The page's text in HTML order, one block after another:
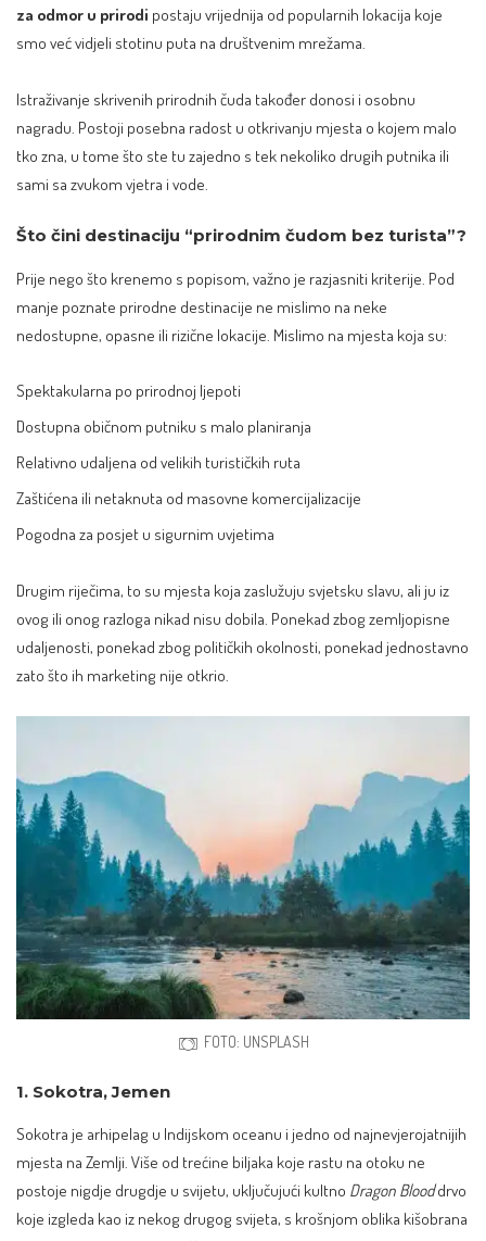
za odmor u prirodi postaju vrijednija od popularnih lokacija koje
smo već vidjeli stotinu puta na društvenim mrežama.
Istraživanje skrivenih prirodnih čuda također donosi i osobnu
nagradu. Postoji posebna radost u otkrivanju mjesta o kojem malo
tko zna, u tome što ste tu zajedno s tek nekoliko drugih putnika ili
sami sa zvukom vjetra i vode.
Što čini destinaciju “prirodnim čudom bez turista”?
Prije nego što krenemo s popisom, važno je razjasniti kriterije. Pod
manje poznate prirodne destinacije ne mislimo na neke
nedostupne, opasne ili rizične lokacije. Mislimo na mjesta koja su:
Spektakularna po prirodnoj ljepoti
Dostupna običnom putniku s malo planiranja
Relativno udaljena od velikih turističkih ruta
Zaštićena ili netaknuta od masovne komercijalizacije
Pogodna za posjet u sigurnim uvjetima
Drugim riječima, to su mjesta koja zaslužuju svjetsku slavu, ali ju iz
ovog ili onog razloga nikad nisu dobila. Ponekad zbog zemljopisne
udaljenosti, ponekad zbog političkih okolnosti, ponekad jednostavno
zato što ih marketing nije otkrio.
FOTO: UNSPLASH
1. Sokotra, Jemen
Sokotra je arhipelag u Indijskom oceanu i jedno od najnevjerojatnijih
mjesta na Zemlji. Više od trećine biljaka koje rastu na otoku ne
postoje nigdje drugdje u svijetu, uključujući kultno Dragon Blooddrvo
koje izgleda kao iz nekog drugog svijeta, s krošnjom oblika kišobrana